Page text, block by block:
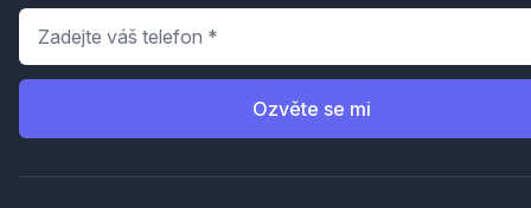
Telefon
Ozvěte se mi